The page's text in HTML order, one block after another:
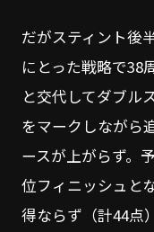
だがスティント後
にとった戦略で38
と交代してダブル
をマークしながら
ースが上がらず。
位フィニッシュと
得ならず（計44点